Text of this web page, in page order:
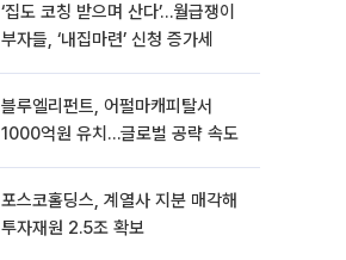
‘집도 코칭 받으며 산다’…월급쟁이
부자들, ‘내집마련’ 신청 증가세
블루엘리펀트, 어펄마캐피탈서
1000억원 유치…글로벌 공략 속도
포스코홀딩스, 계열사 지분 매각해
투자재원 2.5조 확보